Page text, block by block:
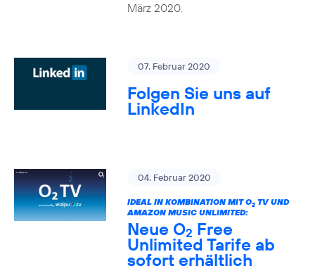
März 2020.
07. Februar 2020
Folgen Sie uns auf
LinkedIn
04. Februar 2020
IDEAL IN KOMBINATION MIT O2TV UND
AMAZON MUSIC UNLIMITED:
Neue O2 Free
Unlimited Tarife ab
sofort erhältlich